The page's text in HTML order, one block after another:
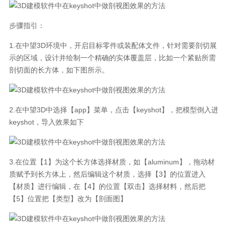
步骤指引：
1.在中望3D环境中，开启目标零件或装配体文件，针对需要剖切展
示的区域，设计并绘制一个精确的实体覆盖层，比如一个紧贴所需
剖切面的长方体，如下图所示。
2.在中望3D中选择【app】菜单，点击【keyshot】，把模型倒入进
keyshot，导入效果如下
3.在位置【1】为这个长方体选择材质，如【aluminum】，拖动材
质赋予到长方体上，然后编辑这个材质，选择【3】的位置进入
【材质】进行编辑，在【4】的位置【双击】选择材料，然后把
【5】位置把【类型】改为【剖面图】